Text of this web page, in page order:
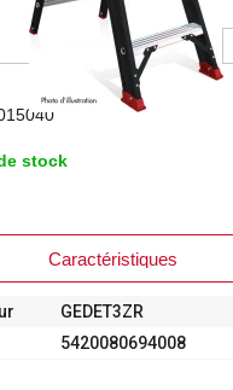
stock
Caractéristiques
GEDET3ZR
5420080694008